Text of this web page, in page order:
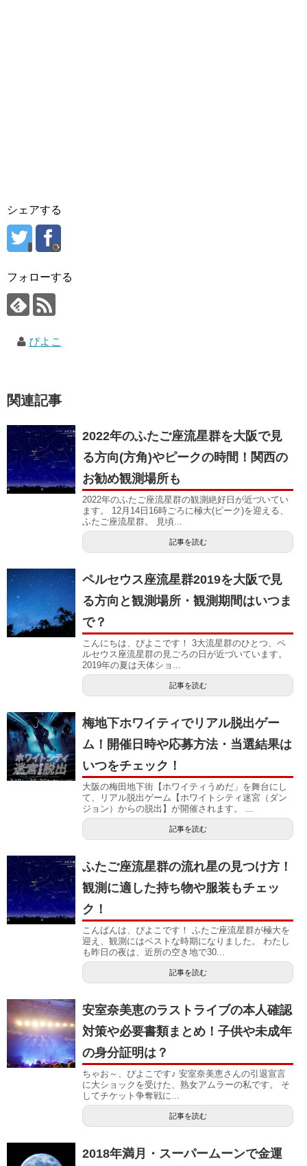
シェアする
フォローする
ぴよこ
関連記事
2022年のふたご座流星群を大阪で見
る方向(方角)やピークの時間！関西の
お勧め観測場所も
2022年のふたご座流星群の観測絶好日が近づいてい
ます。 12月14日16時ごろに極大(ピーク)を迎える、
ふたご座流星群。 見頃...
記事を読む
ペルセウス座流星群2019を大阪で見
る方向と観測場所・観測期間はいつま
で？
こんにちは、ぴよこです！ 3大流星群のひとつ、ペ
ルセウス座流星群の見ごろの日が近づいています。
2019年の夏は天体ショ...
記事を読む
梅地下ホワイティでリアル脱出ゲー
ム！開催日時や応募方法・当選結果は
いつをチェック！
大阪の梅田地下街【ホワイティうめだ」を舞台にし
て、リアル脱出ゲーム【ホワイトシティ迷宮（ダン
ジョン）からの脱出】が開催されます。 ...
記事を読む
ふたご座流星群の流れ星の見つけ方！
観測に適した持ち物や服装もチェッ
ク！
こんばんは、ぴよこです！ ふたご座流星群が極大を
迎え、観測にはベストな時期になりました。 わたし
も昨日の夜は、近所の空き地で30...
記事を読む
安室奈美恵のラストライブの本人確認
対策や必要書類まとめ！子供や未成年
の身分証明は？
ちゃお～、ぴよこです♪ 安室奈美恵さんの引退宣言
に大ショックを受けた、熟女アムラーの私です。 そ
してチケット争奪戦に...
記事を読む
2018年満月・スーパームーンで金運